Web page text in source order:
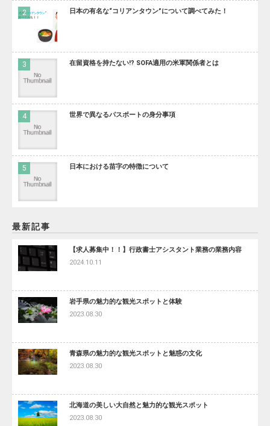
日本の有名な“コリアンタウン”について調べてみた！
在留資格を持たない!? SOFA適用の米軍関係者とは
世界で異なるパスポートの身分事項
日本における苗字の特徴について
最新記事
【求人募集中！！】行政書士アシスタント業務の業務内容
2024.10.11
岩手県の魅力的な観光スポットと体験
2023.08.30
青森県の魅力的な観光スポットと魅惑の文化
2023.08.30
北海道の美しい大自然と魅力的な観光スポット
2023.08.30